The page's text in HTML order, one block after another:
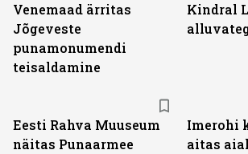
Venemaad ärritas
Jõgeveste
punamonumendi
teisaldamine
Kindral
Eesti Rahva Muuseum
näitas Punaarmee
Imerohi
aitas